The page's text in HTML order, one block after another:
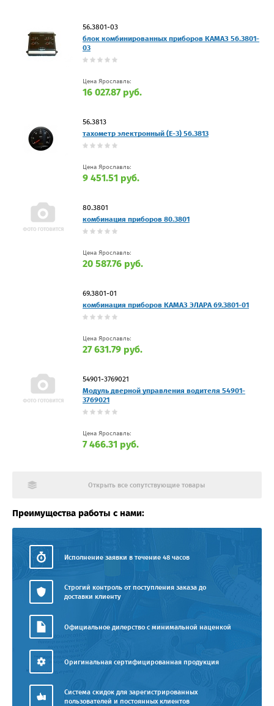
56.3801-03
блок комбинированных приборов КАМАЗ 56.3801-
03
Цена Ярославль:
16 027.87 руб.
56.3813
тахометр электронный (Е-3) 56.3813
Цена Ярославль:
9 451.51 руб.
80.3801
комбинация приборов 80.3801
Цена Ярославль:
20 587.76 руб.
69.3801-01
комбинация приборов КАМАЗ ЭЛАРА 69.3801-01
Цена Ярославль:
27 631.79 руб.
54901-3769021
Модуль дверной управления водителя 54901-
3769021
Цена Ярославль:
7 466.31 руб.
Открыть все сопутствующие товары
Преимущества работы с нами:
Исполнение заявки в течение 48 часов
Строгий контроль от поступления заказа до
доставки клиенту
Официальное дилерство с минимальной наценкой
Оригинальная сертифицированная продукция
Система скидок для зарегистрированных
пользователей и постоянных клиентов